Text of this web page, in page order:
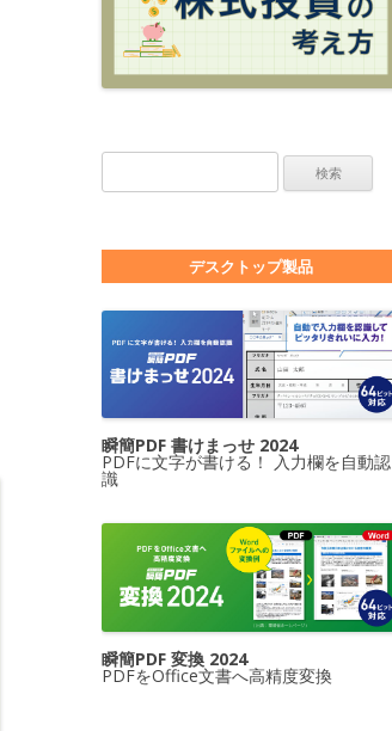
デスクトップ製品
瞬簡PDF 書けまっせ 2024
PDFに文字が書ける！ 入力欄を自動認
識
瞬簡PDF 変換 2024
PDFをOffice文書へ高精度変換